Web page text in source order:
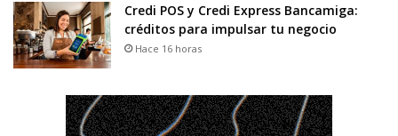
Credi POS y Credi Express Bancamiga:
créditos para impulsar tu negocio
Hace 16 horas